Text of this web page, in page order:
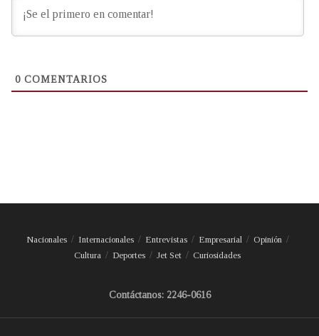
0 COMENTARIOS
Nacionales Internacionales Entrevistas Empresarial
Opinión
Cultura
Deportes Jet Set Curiosidades
Contáctanos: 2246-0616